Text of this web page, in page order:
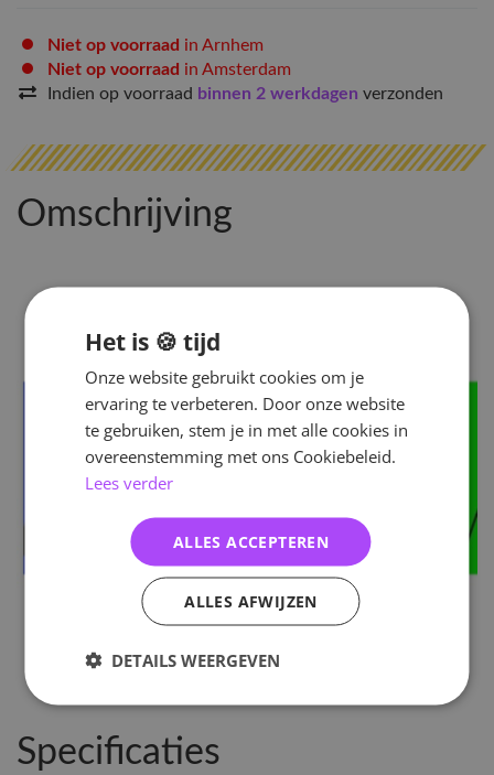
Niet op voorraad in Arnhem
Niet op voorraad in Amsterdam
Indien op voorraad binnen 2 werkdagen verzonden
Omschrijving
Specificaties
Het is 🍪 tijd
Onze website gebruikt cookies om je
ervaring te verbeteren. Door onze website
te gebruiken, stem je in met alle cookies in
overeenstemming met ons Cookiebeleid.
Lees verder
ALLES ACCEPTEREN
ALLES AFWIJZEN
DETAILS WEERGEVEN